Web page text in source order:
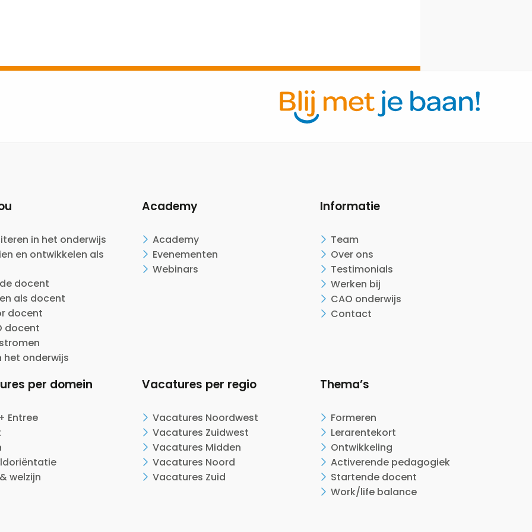
in het onderwijs
en ontwikkelen als
docent
als docent
docent
docent
het onderwijs
per domein
Entree
welzijn
Academy
Academy
Evenementen
Webinars
Vacatures per regio
Vacatures Noordwest
Vacatures Zuidwest
Vacatures Midden
Vacatures Noord
Vacatures Zuid
Informatie
Team
Over ons
Testimonials
Werken bij
CAO onderwijs
Contact
Thema’s
Formeren
Lerarentekort
Ontwikkeling
Activerende pedagogiek
Startende docent
Work/life balance